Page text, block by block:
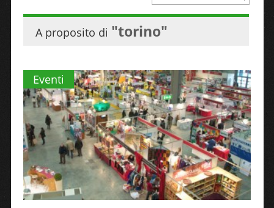
A proposito di "torino"
Eventi